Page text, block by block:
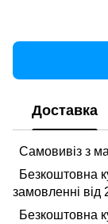
Доставка
Самовивіз з
Безкоштовна
замовленні від
Безкоштовна